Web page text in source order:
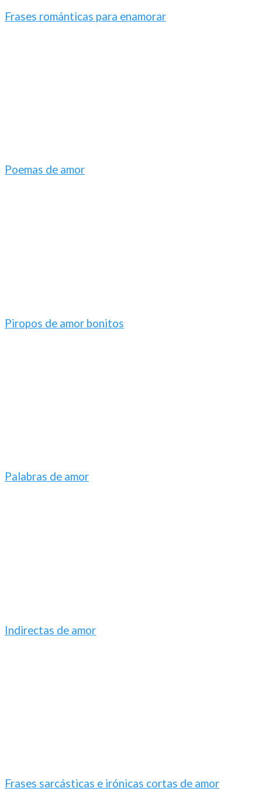
Frases románticas para enamorar
Poemas de amor
Piropos de amor bonitos
Palabras de amor
Indirectas de amor
Frases sarcásticas e irónicas cortas de amor